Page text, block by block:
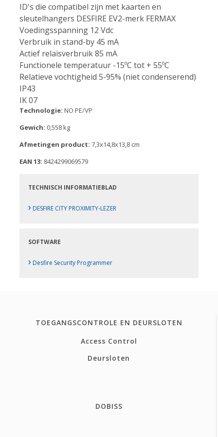
ID's die compatibel zijn met kaarten en
sleutelhangers DESFIRE EV2-merk FERMAX
Voedingsspanning 12 Vdc
Verbruik in stand-by 45 mA
Actief relaisverbruik 85 mA
Functionele temperatuur -15ºC tot + 55ºC
Relatieve vochtigheid 5-95% (niet condenserend)
IP43
IK 07
Technologie: NO PE/VP
Gewich: 0,558 kg
Afmetingen product: 7,3x14,8x13,8 cm
EAN 13: 8424299069579
TECHNISCH INFORMATIEBLAD
› DESFIRE CITY PROXIMITY-LEZER
SOFTWARE
› Desfire Security Programmer
TOEGANGSCONTROLE EN DEURSLOTEN
Access Control
Deursloten
DOBISS